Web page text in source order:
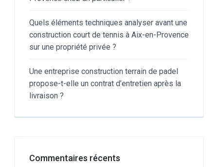
Quels éléments techniques analyser avant une
construction court de tennis à Aix-en-Provence
sur une propriété privée ?
Une entreprise construction terrain de padel
propose-t-elle un contrat d’entretien après la
livraison ?
Commentaires récents